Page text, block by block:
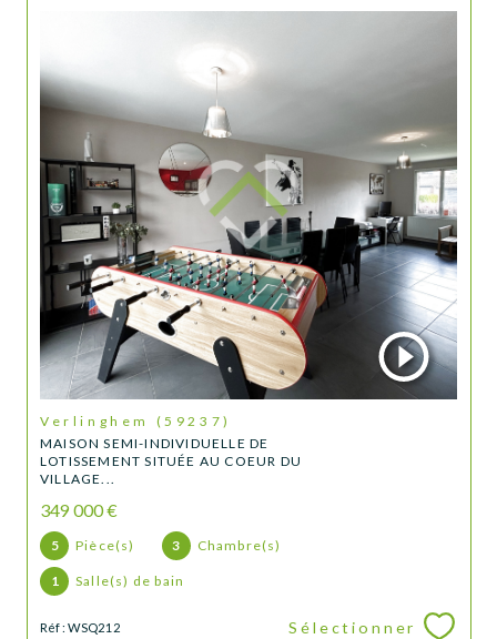
Verlinghem (59237)
MAISON SEMI-INDIVIDUELLE DE
LOTISSEMENT SITUÉE AU COEUR DU
VILLAGE...
349 000 €
5 Pièce(s) 3 Chambre(s)
1 Salle(s) de bain
Réf : WSQ212 Sélectionner